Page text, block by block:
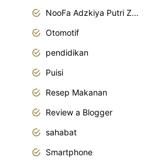
NooFa Adzkiya Putri Zain
Otomotif
pendidikan
Puisi
Resep Makanan
Review a Blogger
sahabat
Smartphone